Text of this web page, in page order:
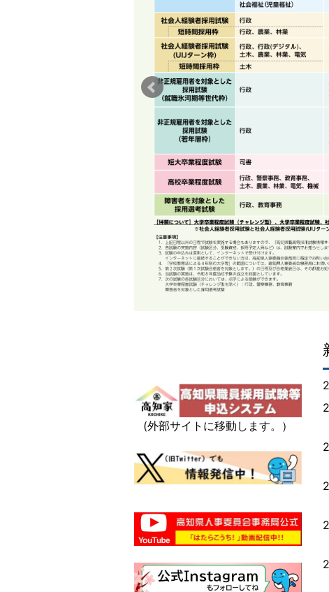
(外部サイトに移動します。）